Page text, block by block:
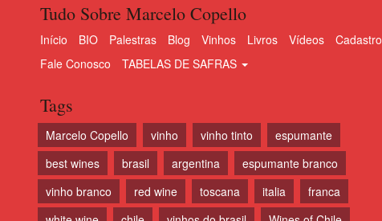
Tudo Sobre Marcelo Copello
Início BIO Palestras Blog Vinhos Livros Vídeos
Cadastro
Fale Conosco
TABELAS DE SAFRAS
Tags
Marcelo Copello vinho vinho tinto
espumante
best wines
brasil argentina
espumante branco
vinho branco
red wine toscana italia
franca